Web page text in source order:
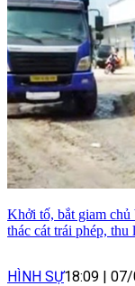
Khởi tố, bắt giam
thác cát trái phép,
HÌNH SỰ18:09 |